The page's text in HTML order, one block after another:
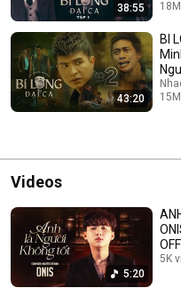
38:55
43:20
BI
Videos
5:20
5K